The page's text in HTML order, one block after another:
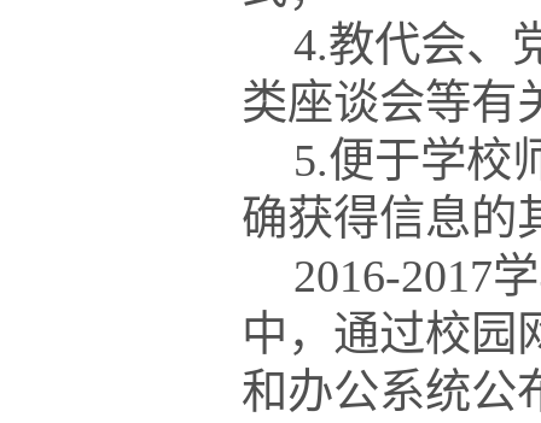
4.教代会、
类座谈会等有
5.便于学校
确获得信息的
2016-2017
中，通过校园
和办公系统公